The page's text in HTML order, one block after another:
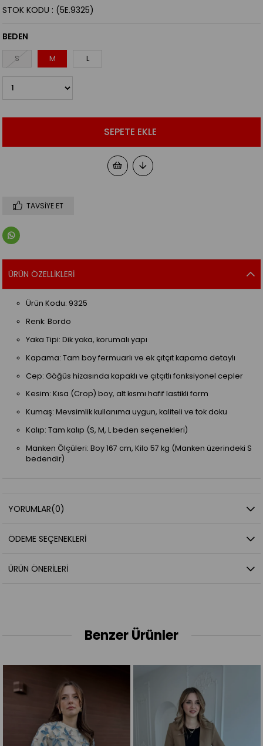
(5E.9325)
STOK KODU
BEDEN
S M L
TAVSIYE ET
ÜRÜN ÖZELLIKLERI
Ürün Kodu: 9325
Renk: Bordo
Yaka Tipi: Dik yaka, korumalı yapı
Kapama: Tam boy fermuarlı ve ek çıtçıt kapama detaylı
Cep: Göğüs hizasında kapaklı ve çıtçıtlı fonksiyonel cepler
Kesim: Kısa (Crop) boy, alt kısmı hafif lastikli form
Kumaş: Mevsimlik kullanıma uygun, kaliteli ve tok doku
Kalıp: Tam kalıp (S, M, L beden seçenekleri)
Manken Ölçüleri: Boy 167 cm, Kilo 57 kg (Manken üzerindeki S
bedendir)
YORUMLAR(0)
ÖDEME SEÇENEKLERI
ÜRÜN ÖNERILERI
Benzer Ürünler